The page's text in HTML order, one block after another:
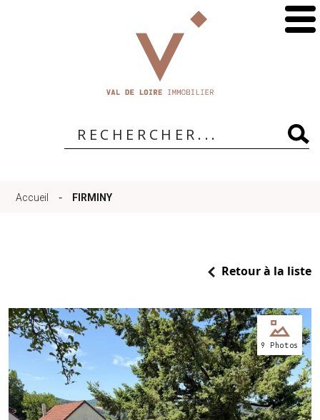
Accueil - FIRMINY
Retour à la liste
9 Photos
Nos
bureaux